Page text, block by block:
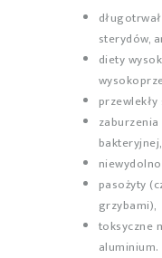
sterydów,
diety
bakteryjnej,
pasożyty
grzybami),
toksyczne
aluminium.